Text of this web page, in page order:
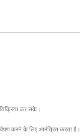
कर सके।
करने के लिए आमंत्रित करता है।